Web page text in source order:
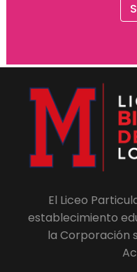
El Liceo
establecimiento
la Corporación